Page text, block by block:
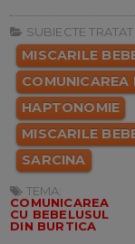
SUBIECTE
MISCARILE
COMUNICAREA
HAPTONOMIE
MISCARILE
SARCINA
TEMA:
COMUNICAREA
CU BEBELUSUL
DIN BURTICA